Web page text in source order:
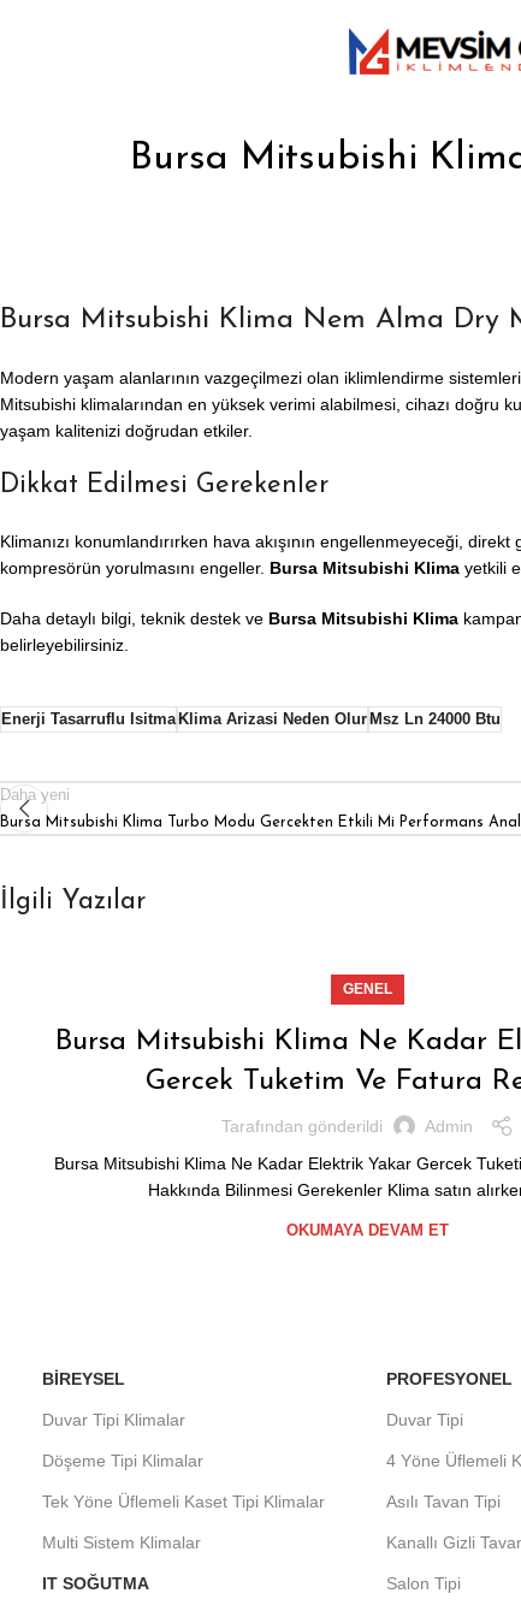
Bursa Mitsubishi
Bursa Mitsubishi Klima Nem Alma Dry
Modern yaşam alanlarının vazgeçilmezi olan iklimlendirme
Mitsubishi klimalarından en yüksek verimi alabilmesi, cihazı doğru
yaşam kalitenizi doğrudan etkiler.
Dikkat Edilmesi Gerekenler
Klimanızı konumlandırırken hava akışının engellenmeyeceği,
kompresörün yorulmasını engeller. Bursa Mitsubishi Klima yetkili
Daha detaylı bilgi, teknik destek ve Bursa Mitsubishi Klima
belirleyebilirsiniz.
Enerji Tasarruflu IsitmaKlima Arizasi Neden OlurMsz Ln 24000 Btu
Daha yeni
Bursa Mitsubishi Klima Turbo Modu Gercekten Etkili Mi Performans
İlgili Yazılar
GENEL
Bursa Mitsubishi Klima Ne Kadar
Gercek Tuketim Ve Fatura
Tarafından gönderildi
Admin
Bursa Mitsubishi Klima Ne Kadar Elektrik Yakar Gercek
Hakkında Bilinmesi Gerekenler Klima satın
OKUMAYA DEVAM ET
BIREYSEL
Duvar Tipi Klimalar
Döşeme Tipi Klimalar
Tek Yöne Üflemeli Kaset Tipi Klimalar
Multi Sistem Klimalar
IT SOĞUTMA
PROFESYONEL
Duvar Tipi
4 Yöne Üflemeli
Asılı Tavan Tipi
Kanallı Gizli
Salon Tipi